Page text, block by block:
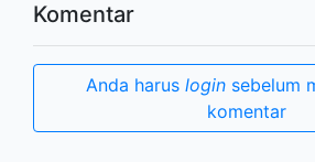
Komentar
Anda harus loginsebelum
komentar